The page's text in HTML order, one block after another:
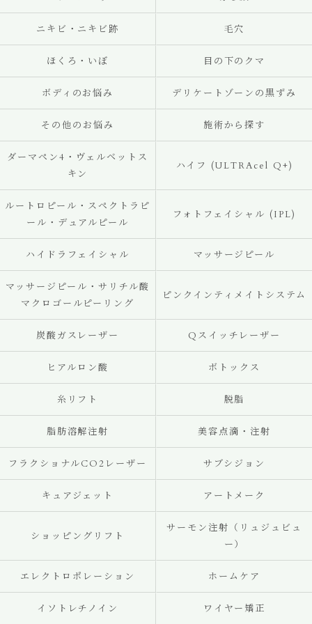
ニキビ・ニキビ跡 毛穴
ほくろ・いぼ 目の下のクマ
ボディのお悩み デリケートゾーンの黒ずみ
その他のお悩み 施術から探す
ダーマペン4・ヴェルベットス
キン
ハイフ (ULTRAcel Q+)
ルートロピール・スペクトラピ
ール・デュアルピール
フォトフェイシャル (IPL)
ハイドラフェイシャル マッサージピール
マッサージピール・サリチル酸
マクロゴールピーリング
ピンクインティメイトシステム
炭酸ガスレーザー Qスイッチレーザー
ヒアルロン酸 ボトックス
糸リフト 脱脂
脂肪溶解注射 美容点滴・注射
フラクショナルCO2レーザー サブシジョン
キュアジェット アートメーク
ショッピングリフト
サーモン注射（リュジュビュ
ー）
エレクトロポレーション ホームケア
イソトレチノイン ワイヤー矯正